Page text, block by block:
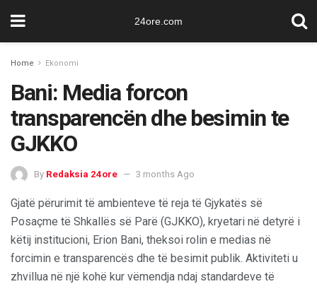
24ore.com
Home Ekonomi
Bani: Media forcon
transparencën dhe besimin te
GJKKO
By Redaksia 24ore 3 months Ago
Gjatë përurimit të ambienteve të reja të Gjykatës së
Posaçme të Shkallës së Parë (GJKKO), kryetari në detyrë i
këtij institucioni, Erion Bani, theksoi rolin e medias në
forcimin e transparencës dhe të besimit publik. Aktiviteti u
zhvillua në një kohë kur vëmendja ndaj standardeve të